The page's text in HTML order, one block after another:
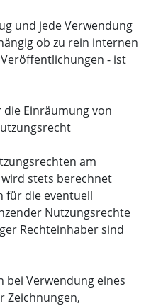
und jede Verwendung
ob zu rein internen
- ist
Einräumung von
am
stets berechnet
für die eventuell
Nutzungsrechte
Rechteinhaber sind
bei Verwendung eines
Zeichnungen,